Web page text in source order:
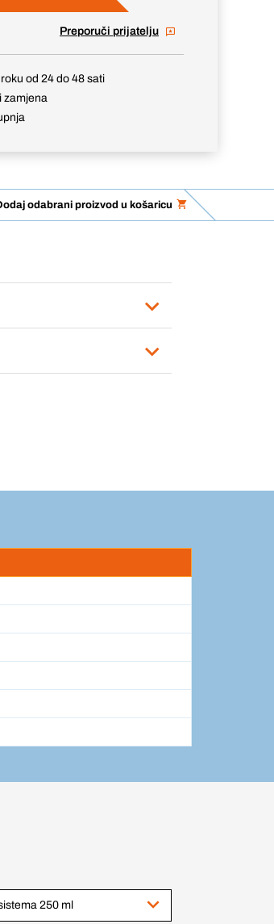
Preporuči prijatelju
od 24 do 48 sati
zamjena
odabrani proizvod u košaricu
250 ml